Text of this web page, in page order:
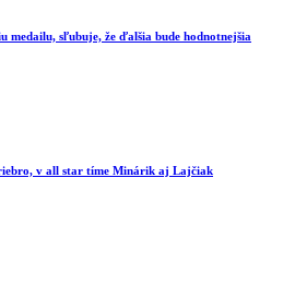
medailu, sľubuje, že ďalšia bude hodnotnejšia
v all star tíme Minárik aj Lajčiak